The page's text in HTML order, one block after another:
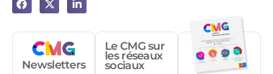
Newsletters
Le CMG sur
les réseaux
sociaux